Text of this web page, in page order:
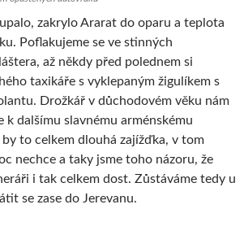
zakrylo Ararat do oparu a teplota
Poflakujeme se ve stinných
až někdy před polednem si
taxikáře s vyklepaným žigulíkem s
Drožkář v důchodovém věku nám
k dalšímu slavnému arménskému
by to celkem dlouhá zajížďka, v tom
nechce a taky jsme toho názoru, že
i tak celkem dost. Zůstáváme tedy u
se zase do Jerevanu.